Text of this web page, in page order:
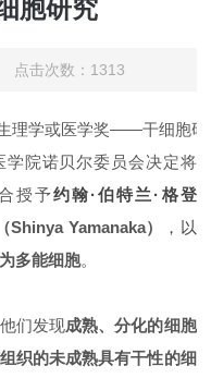
胞研究
击次数：1313
学院诺贝尔委员会决定将
授予约翰·伯特兰·格登
（Shinya Yamanaka）
，以
多能细胞。
们发现成熟、分化的细胞
织的未成熟具有干性的细